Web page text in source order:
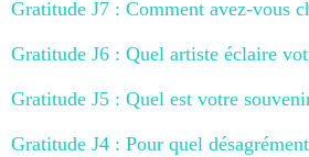
Gratitude J7 : Comment avez-vous
Gratitude J6 : Quel artiste éclaire
Gratitude J5 : Quel est votre
Gratitude J4 : Pour quel